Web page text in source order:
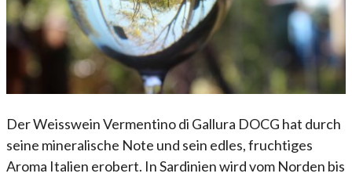
Der Weisswein Vermentino di Gallura DOCG hat durch
seine mineralische Note und sein edles, fruchtiges
Aroma Italien erobert. In Sardinien wird vom Norden bis